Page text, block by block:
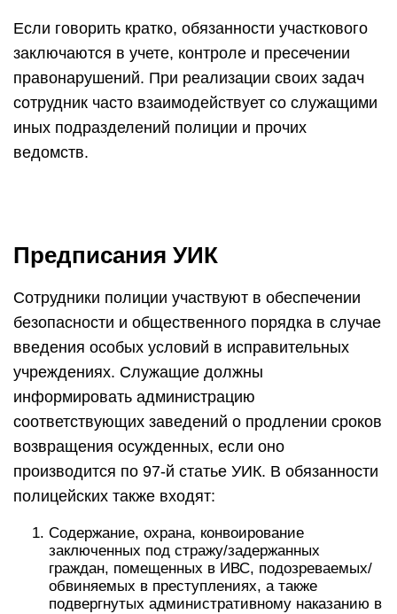
Если говорить кратко, обязанности участкового
заключаются в учете, контроле и пресечении
правонарушений. При реализации своих задач
сотрудник часто взаимодействует со служащими
иных подразделений полиции и прочих
ведомств.
Предписания УИК
Сотрудники полиции участвуют в обеспечении
безопасности и общественного порядка в случае
введения особых условий в исправительных
учреждениях. Служащие должны
информировать администрацию
соответствующих заведений о продлении сроков
возвращения осужденных, если оно
производится по 97-й статье УИК. В обязанности
полицейских также входят:
Содержание, охрана, конвоирование
заключенных под стражу/задержанных
граждан, помещенных в ИВС, подозреваемых/
обвиняемых в преступлениях, а также
подвергнутых административному наказанию в